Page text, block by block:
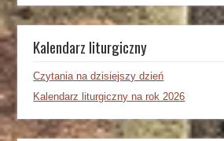
Kalendarz liturgiczny
Czytania na dzisiejszy dzień
Kalendarz liturgiczny na rok 2026